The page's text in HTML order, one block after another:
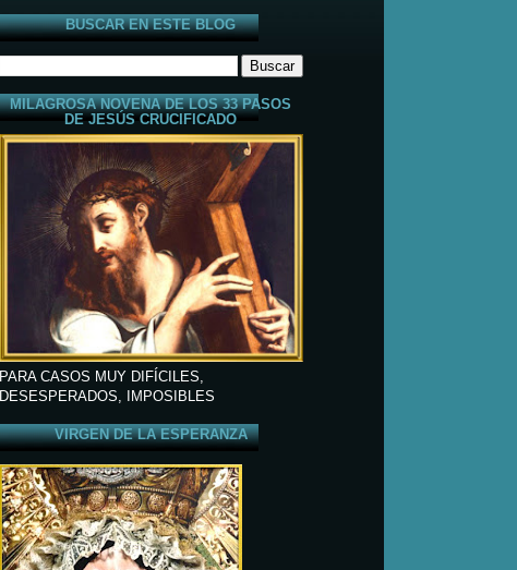
BUSCAR EN ESTE BLOG
MILAGROSA NOVENA DE LOS 33 PASOS
DE JESÚS CRUCIFICADO
PARA CASOS MUY DIFÍCILES,
DESESPERADOS, IMPOSIBLES
VIRGEN DE LA ESPERANZA